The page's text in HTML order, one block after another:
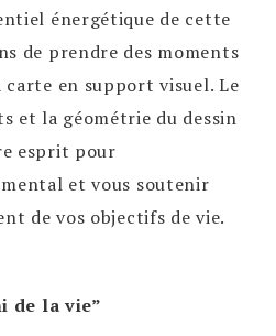
énergétique de cette
de prendre des moments
en support visuel. Le
et la géométrie du dessin
esprit pour
et vous soutenir
de vos objectifs de vie.
de la vie”